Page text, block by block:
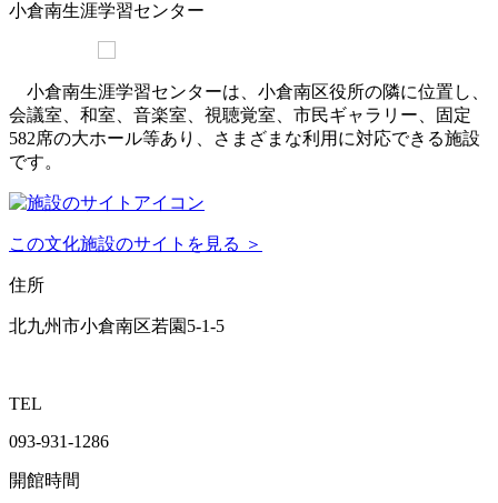
小倉南生涯学習センター
小倉南生涯学習センターは、小倉南区役所の隣に位置し、
会議室、和室、音楽室、視聴覚室、市民ギャラリー、固定
582席の大ホール等あり、さまざまな利用に対応できる施設
です。
この文化施設のサイトを見る ＞
住所
北九州市小倉南区若園5-1-5
TEL
093-931-1286
開館時間